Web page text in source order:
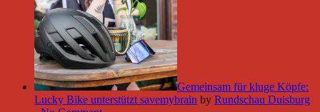
Gemeinsam für kluge Köpfe:
Lucky Bike unterstützt savemybrain by Rundschau Duisburg